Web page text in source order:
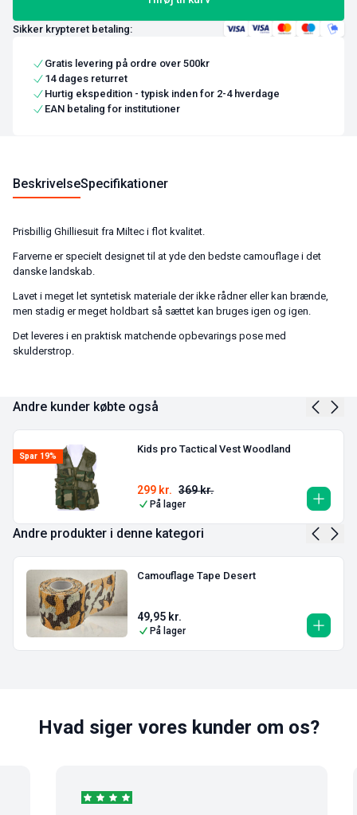
Sikker krypteret betaling:
Gratis levering på ordre over 500kr
14 dages returret
Hurtig ekspedition - typisk inden for 2-4 hverdage
EAN betaling for institutioner
BeskrivelseSpecifikationer
Prisbillig Ghilliesuit fra Miltec i flot kvalitet.
Farverne er specielt designet til at yde den bedste camouflage i det
danske landskab.
Lavet i meget let syntetisk materiale der ikke rådner eller kan brænde,
men stadig er meget holdbart så sættet kan bruges igen og igen.
Det leveres i en praktisk matchende opbevarings pose med
skulderstrop.
Andre kunder købte også
Spar 19%
Kids pro Tactical Vest Woodland
369kr.
299 kr.
På lager
Andre produkter i denne kategori
Camouflage Tape Desert
49,95 kr.
På lager
Hvad siger vores kunder om os?